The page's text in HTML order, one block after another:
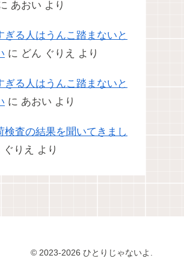
あおい より
ぎる人はうんこ踏まないと
に どん ぐりえ より
ぎる人はうんこ踏まないと
に あおい より
検査の結果を聞いてきまし
ぐりえ より
© 2023-2026 ひとりじゃないよ.